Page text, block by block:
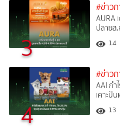
3
#ข่าว
AURA
ปลายส
14
4
#ข่าว
AAI กำ
เคาะปั
13